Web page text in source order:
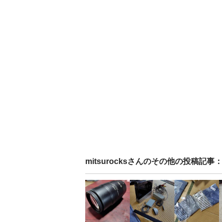
mitsurocksさんのその他の投稿記事：